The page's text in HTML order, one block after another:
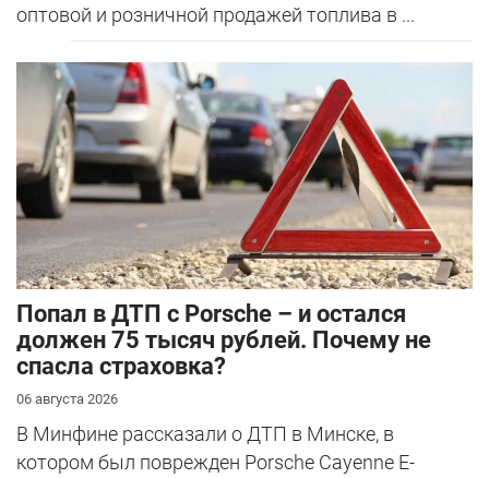
оптовой и розничной продажей топлива в ...
​Попал в ДТП с Porsche – и остался
должен 75 тысяч рублей. Почему не
спасла страховка?
06 августа 2026
В Минфине рассказали о ДТП в Минске, в
котором был поврежден Porsche Cayenne E-